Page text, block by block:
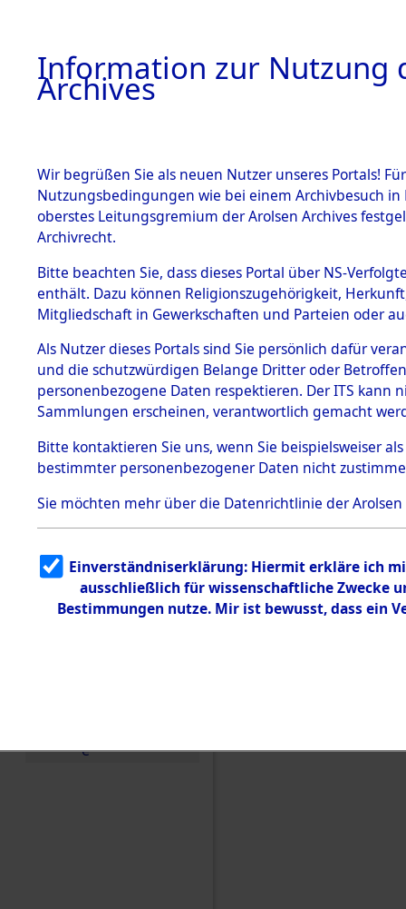
BESTÄNDE
1.
mente
5. Verschiedenes
5.3
Todesmärsche
5.3.1 Alliierte
Erhebungen
zu
Todesmärsch
en
5.3.2
g
5.3.3
Todesmärsch
e
von
Toter aus
Ort ihrer
0001
Information zur Nutzung
Archives
Wir begrüßen Sie als neuen Nutzer unseres Portals!
Nutzungsbedingungen wie bei einem Archivbesuch
oberstes Leitungsgremium der Arolsen Archives
Archivrecht.
Bitte beachten Sie, dass dieses Portal über NS-
enthält. Dazu können Religionszugehörigkeit,
Mitgliedschaft in Gewerkschaften und Parteien oder
Als Nutzer dieses Portals sind Sie persönlich dafür
und die schutzwürdigen Belange Dritter oder
personenbezogene Daten respektieren. Der ITS
Sammlungen erscheinen, verantwortlich gemacht
Bitte kontaktieren Sie uns, wenn Sie beispielsweiser
bestimmter personenbezogener Daten nicht
Sie möchten mehr über die Datenrichtlinie der Arolsen
Einverständniserklärung: Hiermit erkläre ich
ausschließlich für wissenschaftliche Zwecke
Bestimmungen nutze. Mir ist bewusst, dass ein